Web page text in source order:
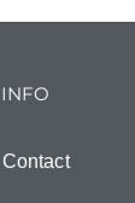
INFO
Contact